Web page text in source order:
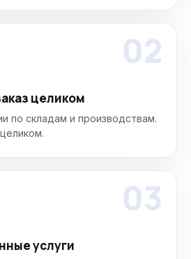
02
целиком
по складам и производствам.
03
услуги